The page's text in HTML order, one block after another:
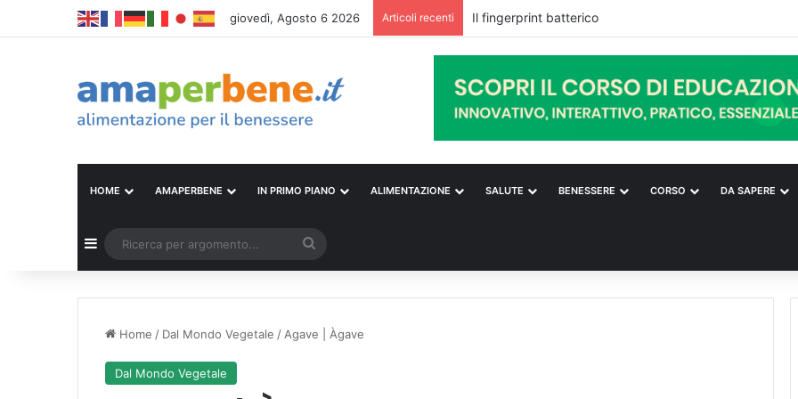
giovedì, Agosto 6 2026 Articoli recenti
HOME AMAPERBENE IN PRIMO PIANO ALIMENTAZIONE SALUTE BENESSERE CORSO DA SAPERE
Barra laterale
per
Home / Dal Mondo Vegetale / Agave | Àgave
Dal Mondo Vegetale